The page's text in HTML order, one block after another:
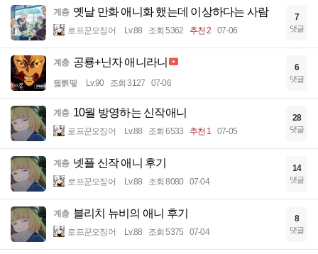
계층 옛날 만화 애니화 했는데 이상하다는 사람
로프꾼오징어 Lv.88 조회 5362 추천 2 07-06
7
댓글
계층 공룡+닌자 애니라니
꿻뻵뗗 Lv.90 조회 3127 07-06
6
댓글
계층 10월 방영하는 신작애니
로프꾼오징어 Lv.88 조회 6533 추천 1 07-05
28
댓글
계층 넷플 신작 애니 후기
로프꾼오징어 Lv.88 조회 8080 07-04
14
댓글
계층 블리치 뉴비의 애니 후기
로프꾼오징어 Lv.88 조회 5375 07-04
8
댓글